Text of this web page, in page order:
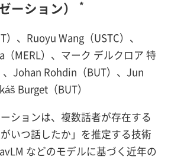
ーション）
*
、Ruoyu Wang（USTC）、
MERL）、マーク デルクロア 特
、Johan Rohdin（BUT）、Jun
Burget（BUT）
ションは、複数話者が存在する
いつ話したか」を推定する技術
などのモデルに基づく近年の